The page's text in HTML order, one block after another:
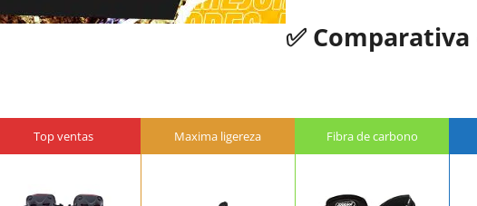
✅
Top ventas Maxima ligereza Fibra de carbono